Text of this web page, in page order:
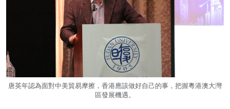
唐英年認為面對中美貿易摩擦，香港應該做好自己的事，把握粵港澳大灣
區發展機遇。